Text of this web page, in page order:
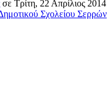
σε Τρίτη, 22 Απρίλιος 2014
Σχολείου Σερρών